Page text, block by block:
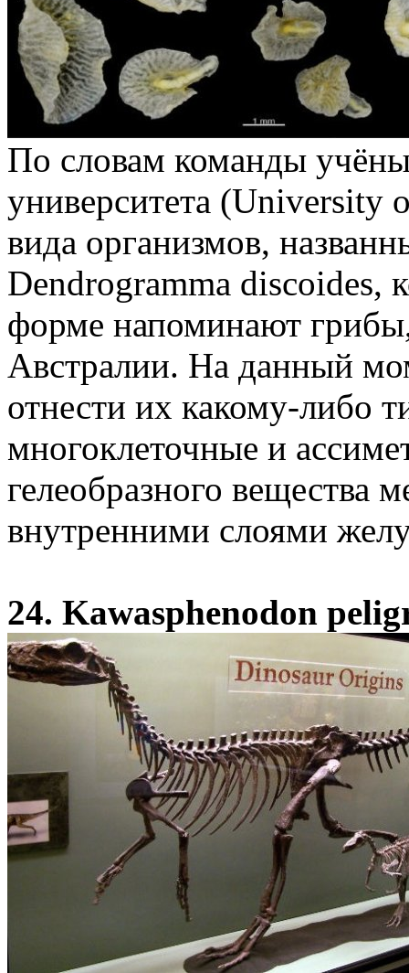
По словам команды
университета (University
вида организмов,
Dendrogramma discoides,
форме напоминают
Австралии. На данный
отнести их какому-либо
многоклеточные и
гелеобразного вещества
внутренними слоями
24. Kawasphenodon